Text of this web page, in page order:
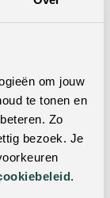
om jouw
te tonen en
Zo
bezoek. Je
.